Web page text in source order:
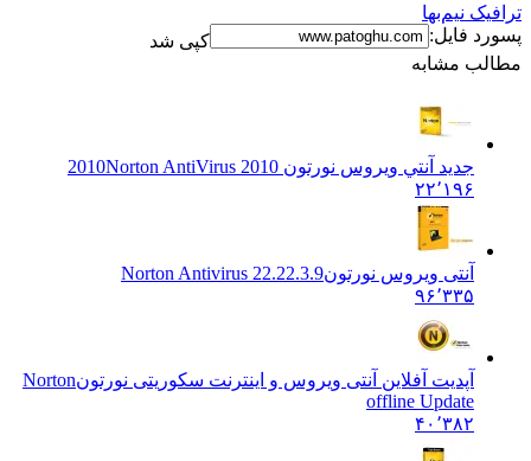
نیم‌بها
فایل:
کپی شد
مشابه
جديد آنتي ويروس نورتون 2010Norton AntiVirus 2010
۲۲٬۱۹۶
آنتی ویروس نورتون Norton Antivirus 22.22.3.9
۹۶٬۳۳۵
آپدیت آفلاین آنتی ویروس و اینترنت سکوریتی نورتون Norton
offline Update
۴۰٬۳۸۲